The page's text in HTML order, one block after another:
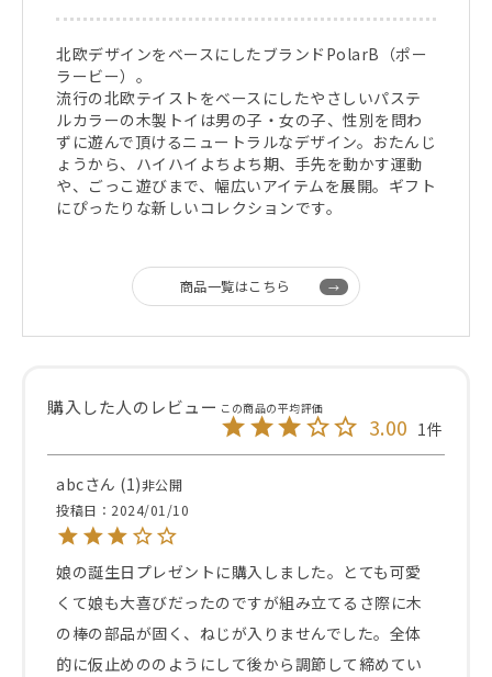
北欧デザインをベースにしたブランドPolarB（ポー
ラービー）。
流行の北欧テイストをベースにしたやさしいパステ
ルカラーの木製トイは男の子・女の子、性別を問わ
ずに遊んで頂けるニュートラルなデザイン。おたんじ
ょうから、ハイハイよちよち期、手先を動かす運動
や、ごっこ遊びまで、幅広いアイテムを展開。ギフト
にぴったりな新しいコレクションです。
商品一覧はこちら
3.00 1
abc 1 非公開
投稿日
2024/01/10
娘の誕生日プレゼントに購入しました。とても可愛
くて娘も大喜びだったのですが組み立てるさ際に木
の棒の部品が固く、ねじが入りませんでした。全体
的に仮止めののようにして後から調節して締めてい